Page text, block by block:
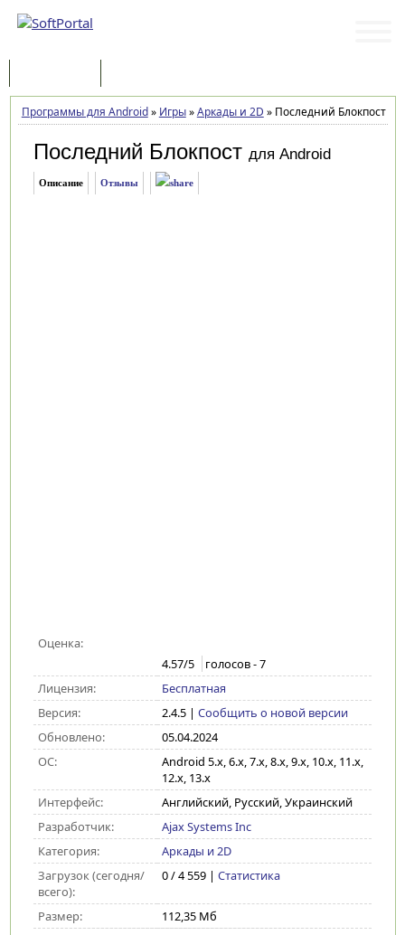
Программы для Android» Игры»Аркады и 2D »Последний Блокпост
Последний Блокпост для Android
Описание Отзывы
Оценка:
4.57/5 голосов -7
Лицензия:
Бесплатная
Версия:
2.4.5| Сообщить о новой версии
Обновлено:
05.04.2024
ОС:
Android 5.x, 6.x, 7.x, 8.x, 9.x, 10.x, 11.x,
12.x, 13.x
Интерфейс:
Английский, Русский, Украинский
Разработчик:
Ajax Systems Inc
Категория:
Аркады и 2D
Загрузок (сегодня/
всего):
0 / 4 559 | Статистика
Размер: 112,35 Мб